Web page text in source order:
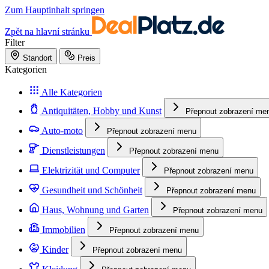
Zum Hauptinhalt springen
Zpět na hlavní stránku
Filter
Standort Preis
Kategorien
Alle Kategorien
Antiquitäten, Hobby und Kunst
Přepnout zobrazení
Auto-moto Přepnout zobrazení menu
Dienstleistungen Přepnout zobrazení menu
Elektrizität und Computer Přepnout zobrazení menu
Gesundheit und Schönheit Přepnout zobrazení menu
Haus, Wohnung und Garten Přepnout zobrazení menu
Immobilien Přepnout zobrazení menu
Kinder Přepnout zobrazení menu